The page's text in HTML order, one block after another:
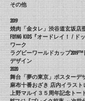
その他
2019
焼肉「金タレ」渋谷道玄坂店
FLYING KIDS『オードレイ！ /
ワーク
ラグビーワールドカップ
デザイン
2020
舞台「夢の東京」ポスターデ
麻布十番おざき 店内イラスト
上野マルイ３５周年記念トー